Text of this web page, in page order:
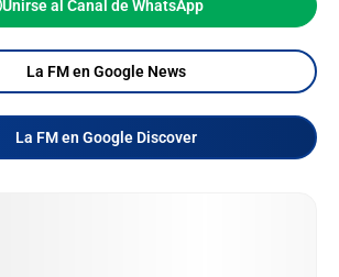
Unirse al Canal de WhatsApp
La FM en Google News
La FM en Google Discover